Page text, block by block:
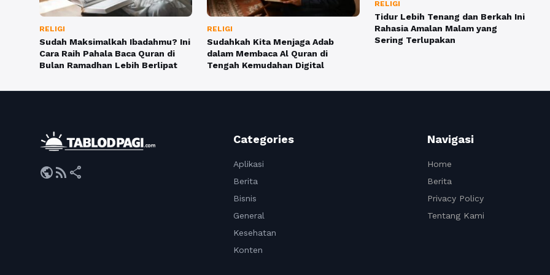
RELIGI
Sudah Maksimalkah Ibadahmu? Ini
Cara Raih Pahala Baca Quran di
Bulan Ramadhan Lebih Berlipat
RELIGI
Sudahkah Kita Menjaga Adab
dalam Membaca Al Quran di
Tengah Kemudahan Digital
RELIGI
Tidur Lebih Tenang dan Berkah Ini
Rahasia Amalan Malam yang
Sering Terlupakan
publicrss_feed share
Categories
Aplikasi
Berita
Bisnis
General
Kesehatan
Konten
Navigasi
Home
Berita
Privacy Policy
Tentang Kami